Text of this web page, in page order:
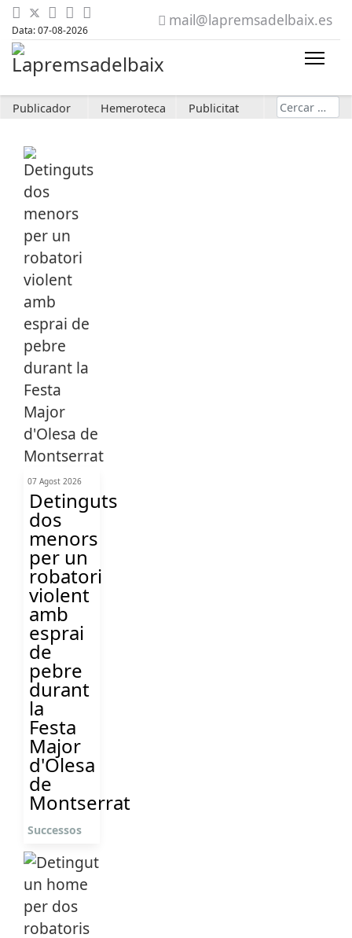
Data: 07-08-2026
mail@lapremsadelbaix.es
Publicador Hemeroteca Publicitat Cerca
07 Agost 2026
Detinguts
dos
menors
per un
robatori
violent
amb
esprai
de
pebre
durant
la
Festa
Major
d'Olesa
de
Montserrat
Successos